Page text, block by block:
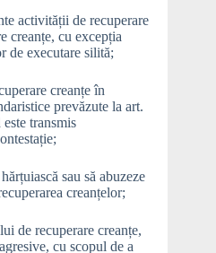
activității de recuperare
creanțe, cu excepția
de executare silită;
creanțe în
prevăzute la art.
transmis
sau să abuzeze
creanțelor;
de recuperare creanțe,
cu scopul de a